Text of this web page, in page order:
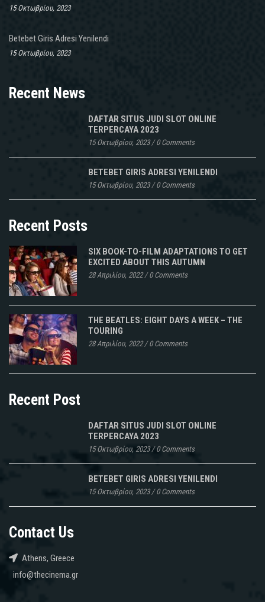
15 Οκτωβρίου, 2023
Betebet Giris Adresi Yenilendi
15 Οκτωβρίου, 2023
Recent News
DAFTAR SITUS JUDI SLOT ONLINE
TERPERCAYA 2023
15 Οκτωβρίου, 2023/0 Comments
BETEBET GIRIS ADRESI YENILENDI
15 Οκτωβρίου, 2023/0 Comments
Recent Posts
SIX BOOK-TO-FILM ADAPTATIONS TO GET
EXCITED ABOUT THIS AUTUMN
28 Απριλίου, 2022/0 Comments
THE BEATLES: EIGHT DAYS A WEEK – THE
TOURING
28 Απριλίου, 2022/0 Comments
Recent Post
DAFTAR SITUS JUDI SLOT ONLINE
TERPERCAYA 2023
15 Οκτωβρίου, 2023/0 Comments
BETEBET GIRIS ADRESI YENILENDI
15 Οκτωβρίου, 2023/0 Comments
Contact Us
Athens, Greece
info@thecinema.gr